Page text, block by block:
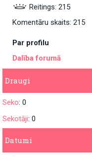
Reitings: 215
Komentāru skaits: 215
Par profilu
Dalība forumā
Draugi
Seko: 0
Sekotāji: 0
Datumi